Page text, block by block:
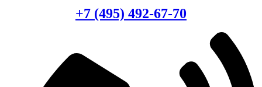
+7 (495) 492-67-70